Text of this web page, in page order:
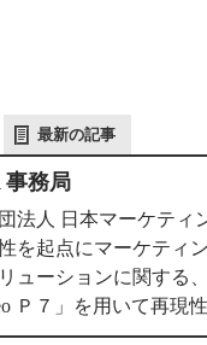
最新の記事
務局
法人 日本マーケティ
を起点にマーケティ
ューションに関する
Ｐ７」を用いて再現